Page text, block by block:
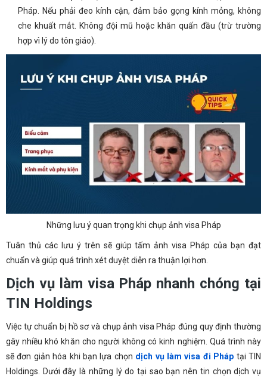
Pháp. Nếu phải đeo kính cận, đảm bảo gọng kính mỏng, không
che khuất mắt. Không đội mũ hoặc khăn quấn đầu (trừ trường
hợp vì lý do tôn giáo).
Những lưu ý quan trọng khi chụp ảnh visa Pháp
Tuân thủ các lưu ý trên sẽ giúp tấm ảnh visa Pháp của bạn đạt
chuẩn và giúp quá trình xét duyệt diễn ra thuận lợi hơn.
Dịch vụ làm visa Pháp nhanh chóng tại
TIN Holdings
Việc tự chuẩn bị hồ sơ và chụp ảnh visa Pháp đúng quy định thường
gây nhiều khó khăn cho người không có kinh nghiệm. Quá trình này
sẽ đơn giản hóa khi bạn lựa chọn dịch vụ làm visa đi Pháp tại TIN
Holdings. Dưới đây là những lý do tại sao bạn nên tin chọn dịch vụ